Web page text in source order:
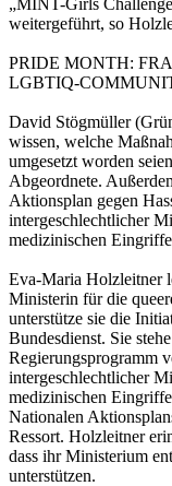
weitergeführt, so
PRIDE MONTH:
LGBTIQ-
David Stögmüller
wissen, welche
umgesetzt worden
Abgeordnete.
Aktionsplan gegen
intergeschlechtlicher
medizinischen
Eva-Maria Holzleitner
Ministerin für die
unterstütze sie die
Bundesdienst. Sie
Regierungsprogramm
intergeschlechtlicher
medizinischen
Nationalen
Ressort. Holzleitner
dass ihr Ministerium
unterstützen.